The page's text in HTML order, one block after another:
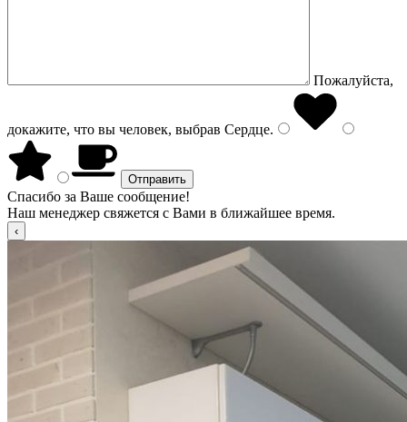
Пожалуйста,
докажите, что вы человек, выбрав Сердце.
Спасибо за Ваше сообщение!
Наш менеджер свяжется с Вами в ближайшее время.